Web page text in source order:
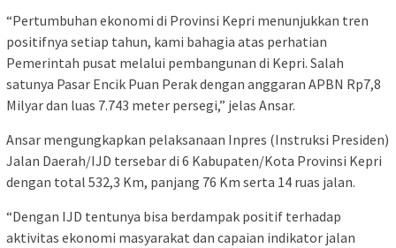
“Pertumbuhan ekonomi di Provinsi Kepri menunjukkan tren
positifnya setiap tahun, kami bahagia atas perhatian
Pemerintah pusat melalui pembangunan di Kepri. Salah
satunya Pasar Encik Puan Perak dengan anggaran APBN Rp7,8
Milyar dan luas 7.743 meter persegi,” jelas Ansar.
Ansar mengungkapkan pelaksanaan Inpres (Instruksi Presiden)
Jalan Daerah/IJD tersebar di 6 Kabupaten/Kota Provinsi Kepri
dengan total 532,3 Km, panjang 76 Km serta 14 ruas jalan.
“Dengan IJD tentunya bisa berdampak positif terhadap
aktivitas ekonomi masyarakat dan capaian indikator jalan